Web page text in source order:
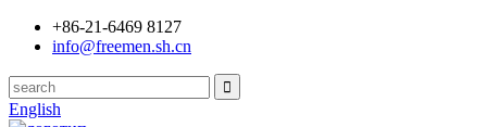
+86-21-6469 8127
info@freemen.sh.cn
English